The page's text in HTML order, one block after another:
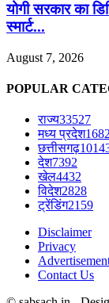
योगी सरकार का
स्मार्ट...
August 7, 2026
POPULAR
राज्य33527
मध्य प्रदेश
छत्तीसगढ़
देश7392
खेल4432
विदेश2828
ट्रेंडिंग2159
Disclaimer
Privacy
Contact Us